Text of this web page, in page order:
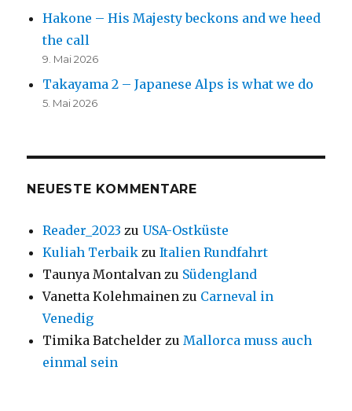
Hakone – His Majesty beckons and we heed
the call
9. Mai 2026
Takayama 2 – Japanese Alps is what we do
5. Mai 2026
NEUESTE KOMMENTARE
Reader_2023 zuUSA-Ostküste
Kuliah Terbaik zuItalien Rundfahrt
Taunya Montalvan zu Südengland
Vanetta Kolehmainen zu Carneval in
Venedig
Timika Batchelder zu Mallorca muss auch
einmal sein